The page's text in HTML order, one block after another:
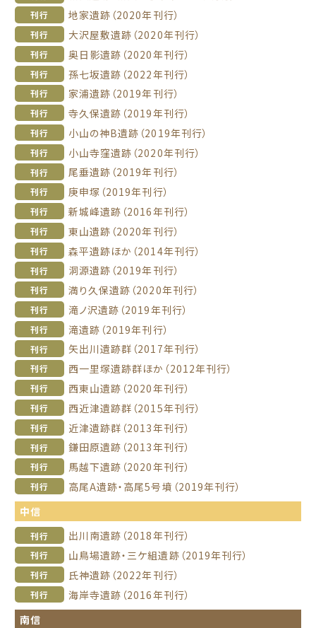
刊行 地家遺跡（2020年刊行）
刊行 大沢屋敷遺跡（2020年刊行）
刊行 奥日影遺跡（2020年刊行）
刊行 孫七坂遺跡（2022年刊行）
刊行 家浦遺跡（2019年刊行）
刊行 寺久保遺跡（2019年刊行）
刊行 小山の神B遺跡（2019年刊行）
刊行 小山寺窪遺跡（2020年刊行）
刊行 尾垂遺跡（2019年刊行）
刊行 庚申塚（2019年刊行）
刊行 新城峰遺跡（2016年刊行）
刊行 東山遺跡（2020年刊行）
刊行 森平遺跡ほか（2014年刊行）
刊行 洞源遺跡（2019年刊行）
刊行 満り久保遺跡（2020年刊行）
刊行 滝ノ沢遺跡（2019年刊行）
刊行 滝遺跡（2019年刊行）
刊行 矢出川遺跡群（2017年刊行）
刊行 西一里塚遺跡群ほか（2012年刊行）
刊行 西東山遺跡（2020年刊行）
刊行 西近津遺跡群（2015年刊行）
刊行 近津遺跡群（2013年刊行）
刊行 鎌田原遺跡（2013年刊行）
刊行 馬越下遺跡（2020年刊行）
刊行
高尾A遺跡・高尾5号墳（2019年刊行）
中信
刊行 出川南遺跡（2018年刊行）
刊行 山鳥場遺跡・三ケ組遺跡（2019年刊行）
刊行 氏神遺跡（2022年刊行）
刊行
海岸寺遺跡（2016年刊行）
南信